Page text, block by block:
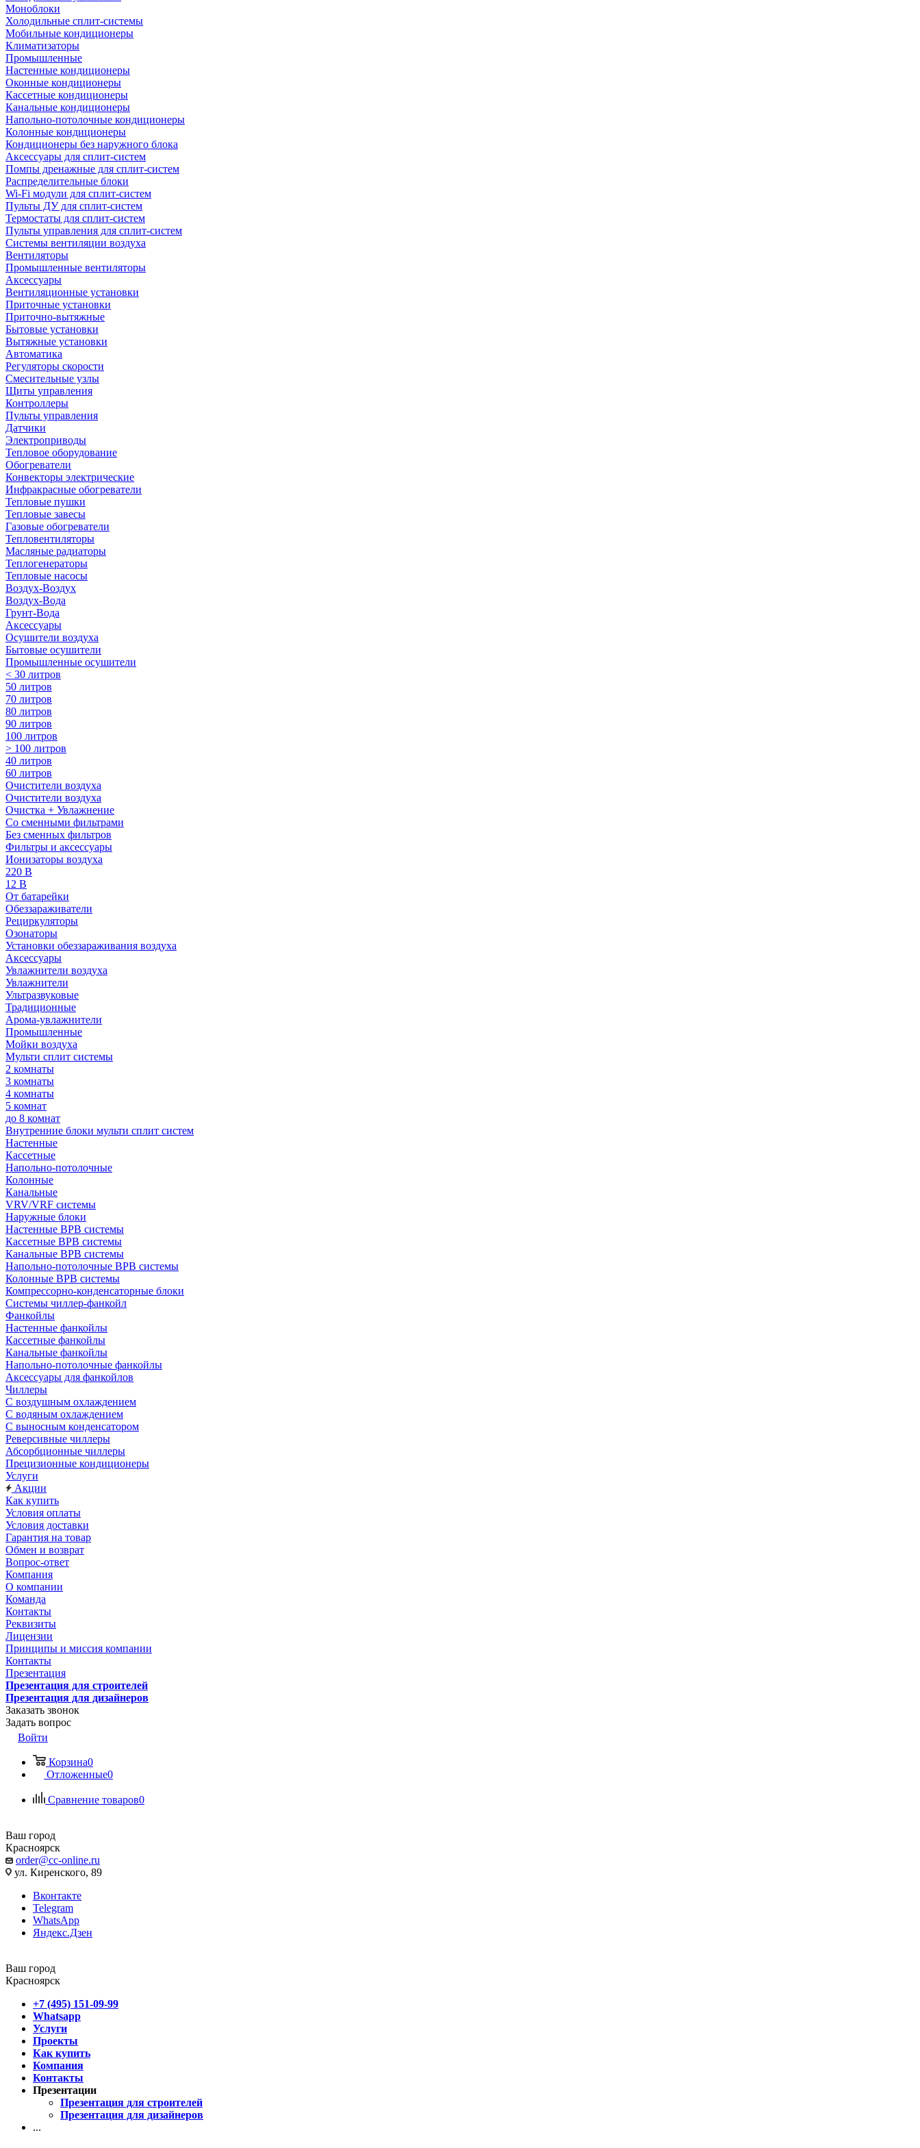
Моноблоки
Холодильные сплит-системы
Мобильные кондиционеры
Климатизаторы
Промышленные
Настенные кондиционеры
Оконные кондиционеры
Кассетные кондиционеры
Канальные кондиционеры
Напольно-потолочные кондиционеры
Колонные кондиционеры
Кондиционеры без наружного блока
Аксессуары для сплит-систем
Помпы дренажные для сплит-систем
Распределительные блоки
Wi-Fi модули для сплит-систем
Пульты ДУ для сплит-систем
Термостаты для сплит-систем
Пульты управления для сплит-систем
Системы вентиляции воздуха
Вентиляторы
Промышленные вентиляторы
Аксессуары
Вентиляционные установки
Приточные установки
Приточно-вытяжные
Бытовые установки
Вытяжные установки
Автоматика
Регуляторы скорости
Смесительные узлы
Щиты управления
Контроллеры
Пульты управления
Датчики
Электроприводы
Тепловое оборудование
Обогреватели
Конвекторы электрические
Инфракрасные обогреватели
Тепловые пушки
Тепловые завесы
Газовые обогреватели
Тепловентиляторы
Масляные радиаторы
Теплогенераторы
Тепловые насосы
Воздух-Воздух
Воздух-Вода
Грунт-Вода
Аксессуары
Осушители воздуха
Бытовые осушители
Промышленные осушители
< 30 литров
50 литров
70 литров
80 литров
90 литров
100 литров
> 100 литров
40 литров
60 литров
Очистители воздуха
Очистители воздуха
Очистка + Увлажнение
Cо сменными фильтрами
Без сменных фильтров
Фильтры и аксессуары
Ионизаторы воздуха
220 В
12 В
От батарейки
Обеззараживатели
Рециркуляторы
Озонаторы
Установки обеззараживания воздуха
Аксессуары
Увлажнители воздуха
Увлажнители
Ультразвуковые
Традиционные
Арома-увлажнители
Промышленные
Мойки воздуха
Мульти сплит системы
2 комнаты
3 комнаты
4 комнаты
5 комнат
до 8 комнат
Внутренние блоки мульти сплит систем
Настенные
Кассетные
Напольно-потолочные
Колонные
Канальные
VRV/VRF системы
Наружные блоки
Настенные ВРВ системы
Кассетные ВРВ системы
Канальные ВРВ системы
Напольно-потолочные ВРВ системы
Колонные ВРВ системы
Компрессорно-конденсаторные блоки
Системы чиллер-фанкойл
Фанкойлы
Настенные фанкойлы
Кассетные фанкойлы
Канальные фанкойлы
Напольно-потолочные фанкойлы
Аксессуары для фанкойлов
Чиллеры
С воздушным охлаждением
С водяным охлаждением
С выносным конденсатором
Реверсивные чиллеры
Абсорбционные чиллеры
Прецизионные кондиционеры
Услуги
Акции
Как купить
Условия оплаты
Условия доставки
Гарантия на товар
Обмен и возврат
Вопрос-ответ
Компания
О компании
Команда
Контакты
Реквизиты
Лицензии
Принципы и миссия компании
Контакты
Презентация
Презентация для строителей
Презентация для дизайнеров
Заказать звонок
Задать вопрос
Войти
Корзина0
Отложенные0
Сравнение товаров0
Ваш город
Красноярск
order@cc-online.ru
ул. Киренского, 89
Вконтакте
Telegram
WhatsApp
Яндекс.Дзен
Ваш город
Красноярск
+7 (495) 151-09-99
Whatsapp
Услуги
Проекты
Как купить
Компания
Контакты
Презентации
Презентация для строителей
Презентация для дизайнеров
...